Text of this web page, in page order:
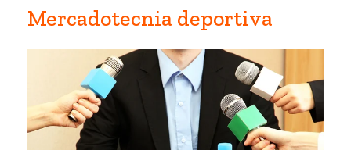
Mercadotecnia deportiva